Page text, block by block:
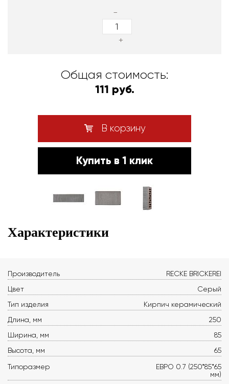
-
+
Общая стоимость:
111 руб.
В корзину
Купить в 1 клик
Характеристики
Производитель
RECKE BRICKEREI
Цвет
Серый
Тип изделия
Кирпич керамический
Длина, мм
250
Ширина, мм
85
Высота, мм
65
Типоразмер
ЕВРО 0.7 (250*85*65
мм)